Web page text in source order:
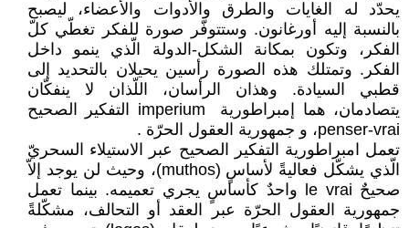
يحدّد له الغايات والطرق والأدوات ‏والأعضاء، ليصبح
بالنسبة إليه أورغانون. ‏وستتوفّر صورة للفكر تغطّي كلّ
الفكر، وتكون ‏بمكانة الشكل-الدولة الّذي ينمو داخل
الفكر. ‏وتمتلك هذه الصورة رأسين يحيلان بالتحديد إلى
‏قطبي السيادة. وهذان الرأسان، اللّذان لا ينفكّان
‏يتصادمان، هما إمبراطورية ‏‎ imperium ‎التفكير ‏الصحيح
تعمل امبراطورية التفكير الصحيح عبر الاستيلاء ‏السحريّ
الّذي يشكّل فعاليةً لأساسٍ ‏‏(‏muthos‏)، وحيث لن يوجد إلاّ
صحيحٌ ‏‎ le ‎vraiواحدٌ كأساسٍ يجري تعميمه. بينما تعمل
‏جمهورية العقول الحرّة عبر العقد أو التحالف، ‏مشكّلةً